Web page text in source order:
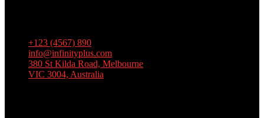
+123 (4567) 890
info@infinityplus.com
380 St Kilda Road, Melbourne
VIC 3004, Australia